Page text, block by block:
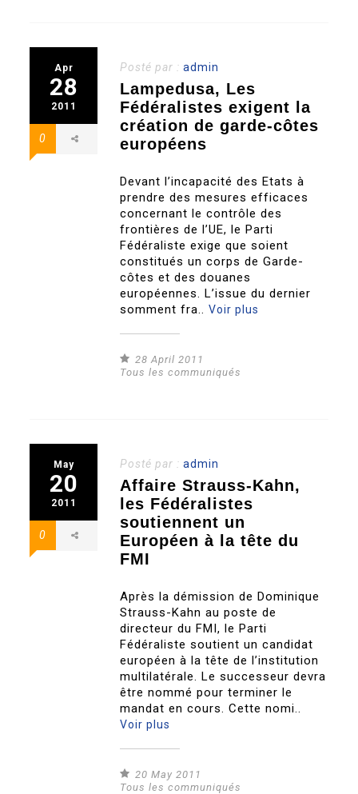
Apr
28
2011
0
Posté par :admin
Lampedusa, Les
Fédéralistes exigent la
création de garde-côtes
européens
Devant l’incapacité des Etats à
prendre des mesures efficaces
concernant le contrôle des
frontières de l’UE, le Parti
Fédéraliste exige que soient
constitués un corps de Garde-
côtes et des douanes
européennes. L’issue du dernier
somment fra..Voir plus
28 April 2011
Tous les communiqués
May
20
2011
0
Posté par :admin
Affaire Strauss-Kahn,
les Fédéralistes
soutiennent un
Européen à la tête du
FMI
Après la démission de Dominique
Strauss-Kahn au poste de
directeur du FMI, le Parti
Fédéraliste soutient un candidat
européen à la tête de l’institution
multilatérale. Le successeur devra
être nommé pour terminer le
mandat en cours. Cette nomi..
Voir plus
20 May 2011
Tous les communiqués